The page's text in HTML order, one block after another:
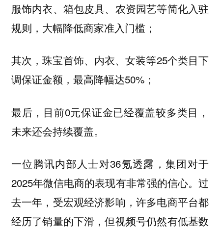
服饰内衣、箱包皮具、农资园艺等简化入驻
规则，大幅降低商家准入门槛；
其次，珠宝首饰、内衣、女装等25个类目下
调保证金额，最高降幅达50%；
最后，目前0元保证金已经覆盖较多类目，
未来还会持续覆盖。
一位腾讯内部人士对36氪透露，集团对于
2025年微信电商的表现有非常强的信心。过
去一年，受宏观经济影响，许多电商平台都
经历了销量的下滑，但视频号仍然有低基数